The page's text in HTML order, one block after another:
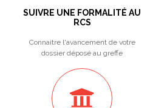
SUIVRE UNE FORMALITÉ AU
RCS
Connaitre l'avancement de votre
dossier déposé au greffe